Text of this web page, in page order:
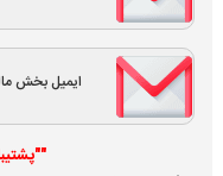
ایمیل بخش
""پشتیبانی